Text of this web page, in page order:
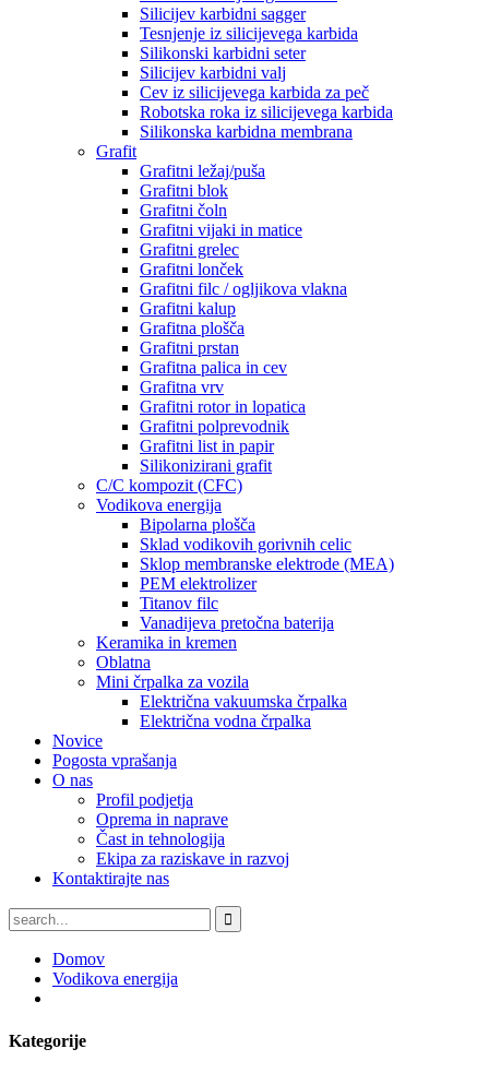
Silicijev karbidni sagger
Tesnjenje iz silicijevega karbida
Silikonski karbidni seter
Silicijev karbidni valj
Cev iz silicijevega karbida za peč
Robotska roka iz silicijevega karbida
Silikonska karbidna membrana
Grafit
Grafitni ležaj/puša
Grafitni blok
Grafitni čoln
Grafitni vijaki in matice
Grafitni grelec
Grafitni lonček
Grafitni filc / ogljikova vlakna
Grafitni kalup
Grafitna plošča
Grafitni prstan
Grafitna palica in cev
Grafitna vrv
Grafitni rotor in lopatica
Grafitni polprevodnik
Grafitni list in papir
Silikonizirani grafit
C/C kompozit (CFC)
Vodikova energija
Bipolarna plošča
Sklad vodikovih gorivnih celic
Sklop membranske elektrode (MEA)
PEM elektrolizer
Titanov filc
Vanadijeva pretočna baterija
Keramika in kremen
Oblatna
Mini črpalka za vozila
Električna vakuumska črpalka
Električna vodna črpalka
Novice
Pogosta vprašanja
O nas
Profil podjetja
Oprema in naprave
Čast in tehnologija
Ekipa za raziskave in razvoj
Kontaktirajte nas
Domov
Vodikova energija
Kategorije